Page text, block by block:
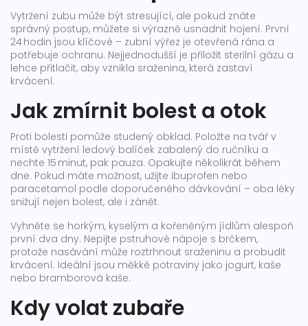
Vytržení zubu může být stresující, ale pokud znáte
správný postup, můžete si výrazně usnadnit hojení. První
24 hodin jsou klíčové – zubní výřez je otevřená rána a
potřebuje ochranu. Nejjednodušší je přiložit sterilní gázu a
lehce přitlačit, aby vznikla sraženina, která zastaví
krvácení.
Jak zmírnit bolest a otok
Proti bolesti pomůže studený obklad. Položte na tvář v
místě vytržení ledový balíček zabalený do ručníku a
nechte 15 minut, pak pauza. Opakujte několikrát během
dne. Pokud máte možnost, užijte ibuprofen nebo
paracetamol podle doporučeného dávkování – oba léky
snižují nejen bolest, ale i zánět.
Vyhněte se horkým, kyselým a kořeněným jídlům alespoň
první dva dny. Nepijte pstruhové nápoje s brčkem,
protože nasávání může roztrhnout sraženinu a probudit
krvácení. Ideální jsou měkké potraviny jako jogurt, kaše
nebo bramborová kaše.
Kdy volat zubaře